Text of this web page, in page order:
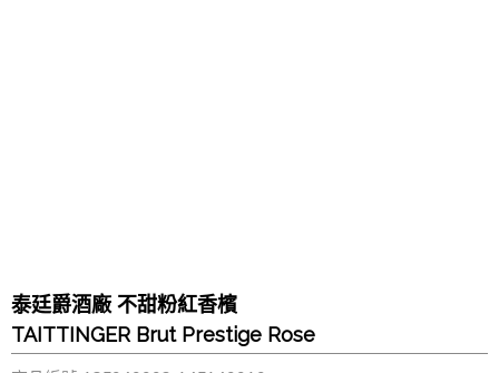
泰廷爵酒廠 不甜粉紅香檳
TAITTINGER Brut Prestige Rose